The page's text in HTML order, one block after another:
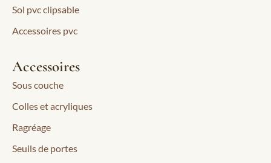
Sol pvc clipsable
Accessoires pvc
Accessoires
Sous couche
Colles et acryliques
Ragréage
Seuils de portes